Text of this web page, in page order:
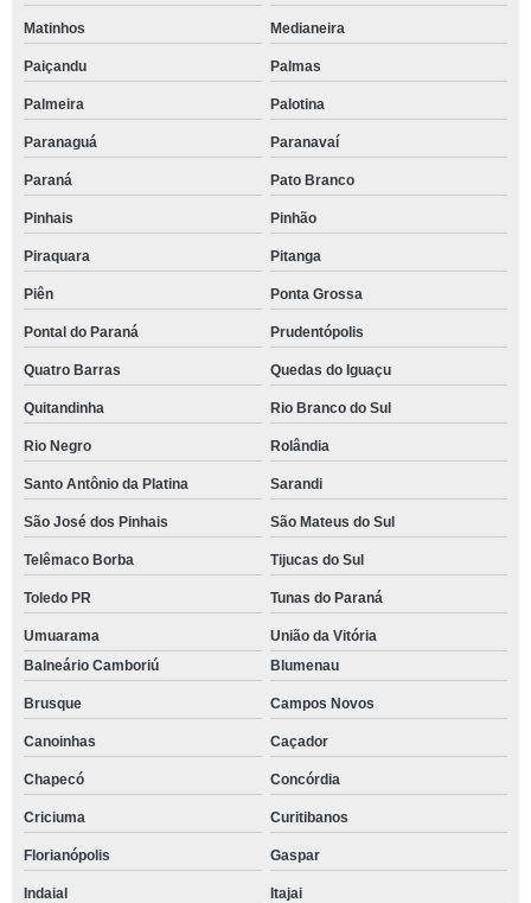
Matinhos Medianeira
Paiçandu Palmas
Palmeira Palotina
Paranaguá Paranavaí
Paraná Pato Branco
Pinhais Pinhão
Piraquara Pitanga
Piên Ponta Grossa
Pontal do Paraná Prudentópolis
Quatro Barras Quedas do Iguaçu
Quitandinha Rio Branco do Sul
Rio Negro Rolândia
Santo Antônio da Platina Sarandi
São José dos Pinhais São Mateus do Sul
Telêmaco Borba Tijucas do Sul
Toledo PR Tunas do Paraná
Umuarama
União da Vitória
Balneário Camboriú
Blumenau
Brusque Campos Novos
Canoinhas Caçador
Chapecó Concórdia
Criciuma Curitibanos
Florianópolis Gaspar
Indaial Itajai